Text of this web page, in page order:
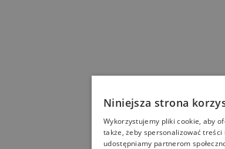
Niniejsza strona
Wykorzystujemy pliki cookie, aby
także, żeby spersonalizować
udostępniamy partnerom